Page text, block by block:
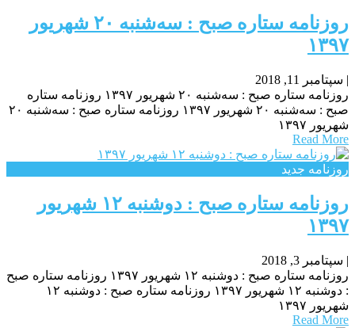
روزنامه ستاره صبح : سه‌شنبه ۲۰ شهريور
۱۳۹۷
| سپتامبر 11, 2018
روزنامه ستاره صبح : سه‌شنبه ۲۰ شهريور ۱۳۹۷ روزنامه ستاره
صبح : سه‌شنبه ۲۰ شهريور ۱۳۹۷ روزنامه ستاره صبح : سه‌شنبه ۲۰
شهريور ۱۳۹۷
Read More
روزنامه جدید
روزنامه ستاره صبح : دوشنبه ۱۲ شهريور
۱۳۹۷
| سپتامبر 3, 2018
روزنامه ستاره صبح : دوشنبه ۱۲ شهريور ۱۳۹۷ روزنامه ستاره صبح
: دوشنبه ۱۲ شهريور ۱۳۹۷ روزنامه ستاره صبح : دوشنبه ۱۲
شهريور ۱۳۹۷
Read More